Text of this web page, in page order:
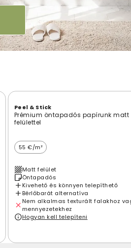
Peel & Stick
Prémium öntapadós papírunk matt
felülettel
55 €/m²
Matt felület
Öntapadós
Kivehető és könnyen telepíthető
Bérlőbarát alternatíva
Nem alkalmas texturált falakhoz
mennyezetekhez
Hogyan kell telepíteni